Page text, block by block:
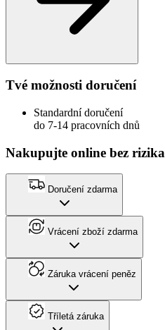
Tvé možnosti doručení
Standardní doručení
do 7-14 pracovních dnů
Nakupujte online bez rizika
Doručení zdarma
Vrácení zboží zdarma
Záruka vrácení peněz
Tříletá záruka